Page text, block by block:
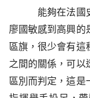
能夠在法國
廖國敏感到高興的
區旗，很少會有這
之間的關係，可以
區別而判定，這是